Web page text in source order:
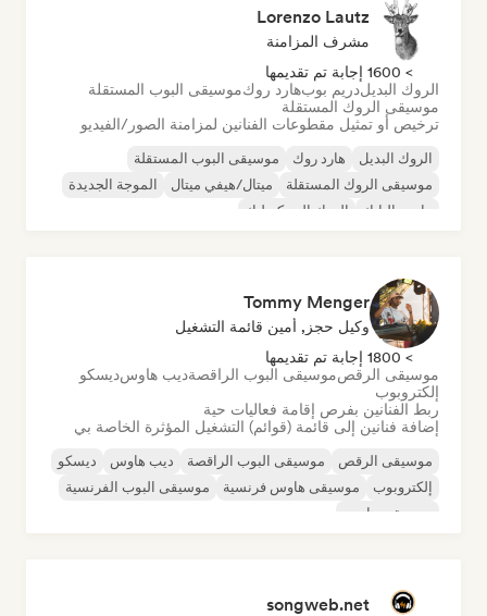
Lorenzo Lautz
مشرف المزامنة
> 1600 إجابة تم تقديمها
الروك البديلدريم بوبهارد روكموسيقى البوب المستقلة
موسيقى الروك المستقلة
ترخيص أو تمثيل مقطوعات الفنانين لمزامنة الصور/الفيديو
الروك البديل هارد روك
موسيقى البوب المستقلة
موسيقى الروك المستقلة
ميتال/هيفي ميتال
الموجة الجديدة
ما بعد البانك
الروك السيكديليك
Tommy Menger
وكيل حجز, أمين قائمة التشغيل
> 1800 إجابة تم تقديمها
موسيقى الرقصموسيقى البوب الراقصةديب هاوسديسكو
إلكتروبوب
ربط الفنانين بفرص إقامة فعاليات حية
إضافة فنانين إلى قائمة (قوائم) التشغيل المؤثرة الخاصة بي
موسيقى الرقص موسيقى البوب الراقصة ديب هاوس
ديسكو
إلكتروبوب
موسيقى هاوس فرنسية
موسيقى البوب الفرنسية
موسيقى هاوس
songweb.net